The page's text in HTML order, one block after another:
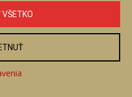
14863
VŠETKO